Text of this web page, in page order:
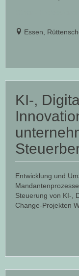
Essen,
KI-,
Entwicklung und
Steuerung von KI-,
Change-Projekten